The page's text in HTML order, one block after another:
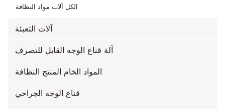
الكل آلات مواد النظافة
آلات التعبئة
آلة قناع الوجه القابل للتصرف
المواد الخام المنتج النظافة
قناع الوجه الجراحي